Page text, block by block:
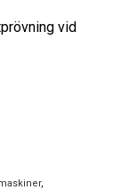
vid
,